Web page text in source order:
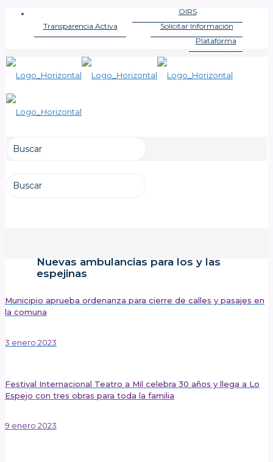
OIRS
Solicitar Información
Transparencia Activa
Plataforma
Nuevas ambulancias para los y las
espejinas
Municipio aprueba ordenanza para cierre de calles y pasajes en
la comuna
3 enero 2023
Festival Internacional Teatro a Mil celebra 30 años y llega a Lo
Espejo con tres obras para toda la familia
9 enero 2023